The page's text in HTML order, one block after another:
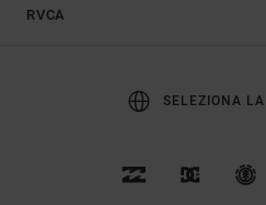
RVCA
SELEZIONA